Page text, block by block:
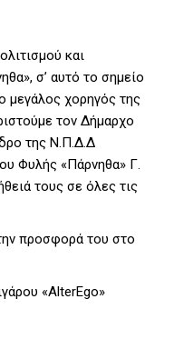
και
σ’ αυτό το σημείο
μεγάλος χορηγός της
τον Δήμαρχο
της Ν.Π.Δ.Δ
Φυλής «Πάρνηθα» Γ.
τους σε όλες τις
προσφορά του στο
«AlterEgo»